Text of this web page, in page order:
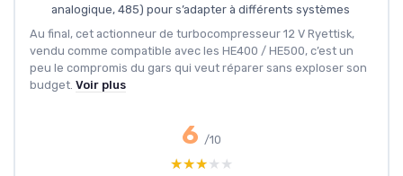
analogique, 485) pour s’adapter à différents systèmes
Au final, cet actionneur de turbocompresseur 12 V Ryettisk,
vendu comme compatible avec les HE400 / HE500, c’est un
peu le compromis du gars qui veut réparer sans exploser son
budget. Voir plus
6 /10
★★★★★
★★★★★